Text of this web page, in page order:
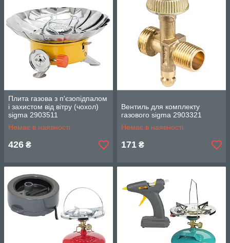
Плита газова з п'єзопідпалом
і захистом від вітру (чохол)
sigma 2903511
Немає в наявності
426 ₴
Вентиль для комплекту
газового sigma 2903321
Немає в наявності
171 ₴